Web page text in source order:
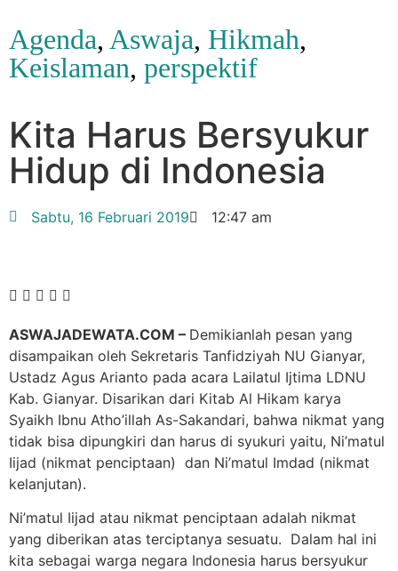
Agenda, Aswaja, Hikmah,
Keislaman, perspektif
Kita Harus Bersyukur
Hidup di Indonesia
Sabtu, 16 Februari 2019 12:47 am
ASWAJADEWATA.COM – Demikianlah pesan yang
disampaikan oleh Sekretaris Tanfidziyah NU Gianyar,
Ustadz Agus Arianto pada acara Lailatul Ijtima LDNU
Kab. Gianyar. Disarikan dari Kitab Al Hikam karya
Syaikh Ibnu Atho’illah As-Sakandari, bahwa nikmat yang
tidak bisa dipungkiri dan harus di syukuri yaitu, Ni’matul
Iijad (nikmat penciptaan) dan Ni’matul Imdad (nikmat
kelanjutan).
Ni’matul Iijad atau nikmat penciptaan adalah nikmat
yang diberikan atas terciptanya sesuatu. Dalam hal ini
kita sebagai warga negara Indonesia harus bersyukur